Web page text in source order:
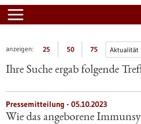
anzeigen: 25 50 75
Ihre Suche ergab folgende
Pressemitteilung - 05.10.2023
Wie das angeborene